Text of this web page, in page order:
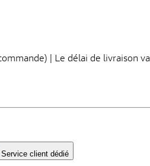
| Le délai de livraison
Service client dédié